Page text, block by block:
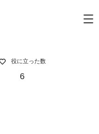
役に立った数
6